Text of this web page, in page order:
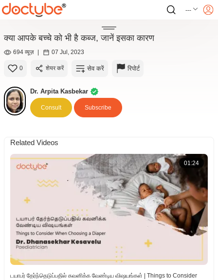
---
क्या आपके बच्चे को भी है कब्ज, जानें इसका कारण
694 व्यूज़ | 07 Jul, 2023
0 शेयर करें सेव करें रिपोर्ट
Dr. Arpita Kasbekar
Consult Subscribe
Related Videos
01:24
டயாபர் தேர்ந்தெடுப்பதில் கவனிக்க வேண்டிய விஷயங்கள் | Things to Consider